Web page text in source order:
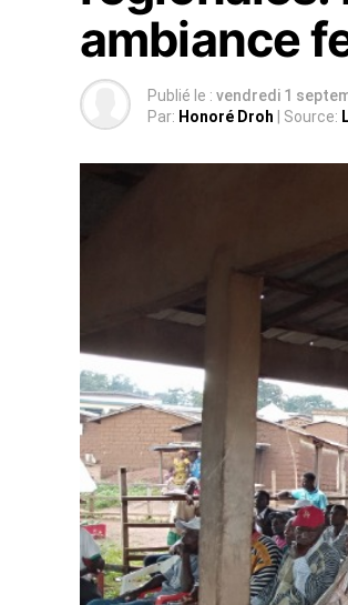
ambiance
Publié le : vendredi 1
Par: Honoré Droh | Source: